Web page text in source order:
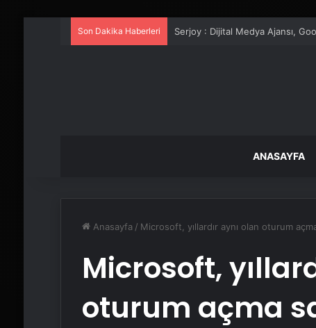
Son Dakika Haberleri UETDS Nedir ? Uetds.com İle
ANASAYFA
Anasayfa / Microsoft, yıllardır aynı olan oturum
Microsoft,
oturum açma